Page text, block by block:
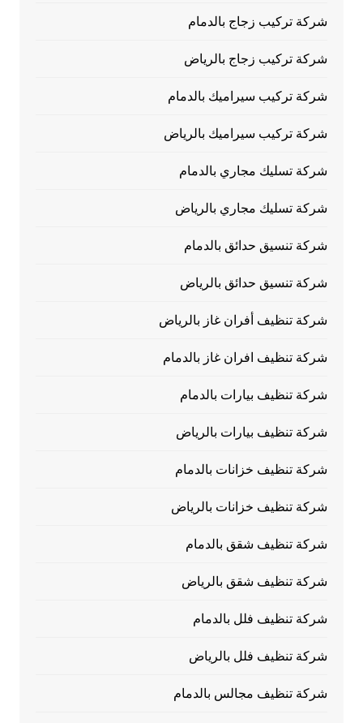
شركة تركيب زجاج بالدمام
شركة تركيب زجاج بالرياض
شركة تركيب سيراميك بالدمام
شركة تركيب سيراميك بالرياض
شركة تسليك مجاري بالدمام
شركة تسليك مجاري بالرياض
شركة تنسيق حدائق بالدمام
شركة تنسيق حدائق بالرياض
شركة تنظيف أفران غاز بالرياض
شركة تنظيف افران غاز بالدمام
شركة تنظيف بيارات بالدمام
شركة تنظيف بيارات بالرياض
شركة تنظيف خزانات بالدمام
شركة تنظيف خزانات بالرياض
شركة تنظيف شقق بالدمام
شركة تنظيف شقق بالرياض
شركة تنظيف فلل بالدمام
شركة تنظيف فلل بالرياض
شركة تنظيف مجالس بالدمام